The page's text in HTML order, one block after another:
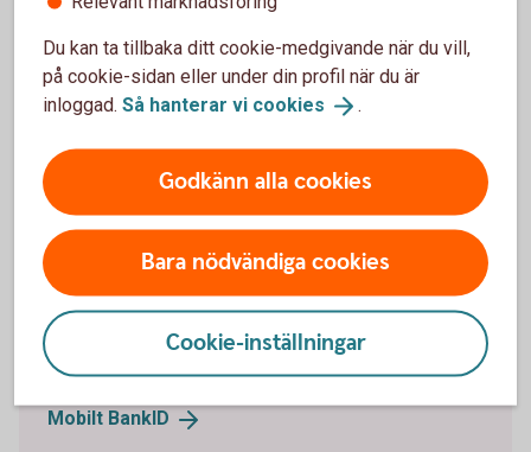
Mitt lösenord är låst. Hur låser jag upp det?
Vill du beställa ett BankID
online?
Mobilt BankID
Mobilt BankID har du på din mobil. Läs om hur du
beställer Mobilt BankID och ta del av frågor och svar.
Mobilt BankID
Du kan ta tillbaka ditt cookie-medgivande när du vill,
på cookie-sidan eller under din profil när du är
inloggad. Så hanterar vi cookies .
Godkänn alla cookies
Bara nödvändiga cookies
Cookie-inställningar